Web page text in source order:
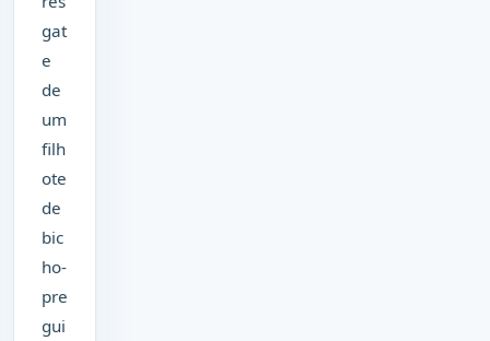
gat
e
de
um
filh
ote
de
bic
ho-
pre
gui